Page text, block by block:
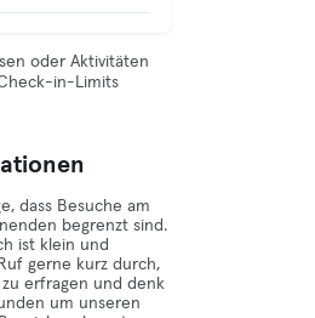
oder Aktivitäten
in-Limits
dass Besuche am
begrenzt sind.
ist klein und
gerne kurz durch,
erfragen und denk
um unseren